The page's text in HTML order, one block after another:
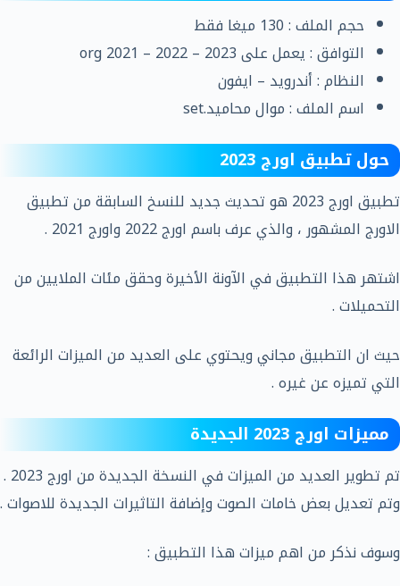
حجم الملف : 130 ميغا فقط
التوافق : يعمل على org 2021 – 2022 – 2023
النظام : أندرويد – ايفون
اسم الملف : موال محاميد.set
حول تطبيق اورج 2023
تطبيق اورج 2023 هو تحديث جديد للنسخ السابقة من تطبيق
الاورج المشهور ، والذي عرف باسم اورج 2022 واورج 2021 .
اشتهر هذا التطبيق في الآونة الأخيرة وحقق مئات الملايين من
التحميلات .
حيث ان التطبيق مجاني ويحتوي على العديد من الميزات الرائعة
التي تميزه عن غيره .
مميزات اورج 2023 الجديدة
تم تطوير العديد من الميزات في النسخة الجديدة من اورج 2023 .
وتم تعديل بعض خامات الصوت وإضافة التاثيرات الجديدة للاصوات .
وسوف نذكر من اهم ميزات هذا التطبيق :